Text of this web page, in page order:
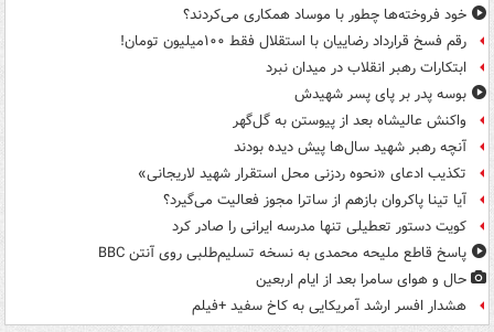
خود فروخته‌ها چطور با موساد همکاری می‌کردند؟
رقم فسخ قرارداد رضاییان با استقلال فقط ۱۰۰میلیون تومان!
ابتکارات رهبر انقلاب در میدان نبرد
بوسه‌ پدر بر پای پسر شهیدش
واکنش عالیشاه بعد از پیوستن به گل‌گهر
آنچه رهبر شهید سال‌ها پیش دیده بودند
تکذیب ادعای «نحوه ردزنی محل استقرار شهید لاریجانی»
آیا تینا پاکروان بازهم از ساترا مجوز فعالیت می‌گیرد؟
کویت دستور تعطیلی تنها مدرسه ایرانی را صادر کرد
پاسخ قاطع ملیحه محمدی به نسخه تسلیم‌طلبی روی آنتن BBC
حال و هوای سامرا بعد از ایام اربعین
هشدار افسر ارشد آمریکایی به کاخ سفید +فیلم